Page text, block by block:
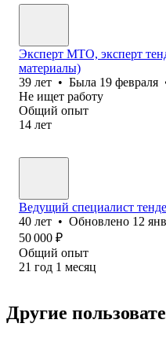
Эксперт МТО, эксперт
материалы)
39 лет • Была 19 февраля
Не ищет работу
Общий опыт
14 лет
Ведущий специалист
40 лет • Обновлено 12
50 000 ₽
Общий опыт
21 год 1 месяц
Другие